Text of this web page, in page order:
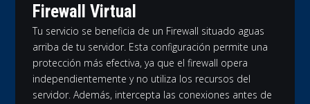
Firewall Virtual
Tu servicio se beneficia de un Firewall situado aguas
arriba de tu servidor. Esta configuración permite una
protección más efectiva, ya que el firewall opera
independientemente y no utiliza los recursos del
servidor. Además, intercepta las conexiones antes de